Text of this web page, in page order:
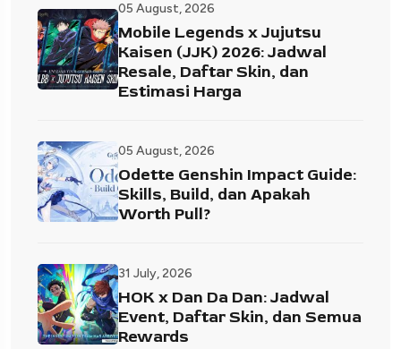
05 August, 2026
Mobile Legends x Jujutsu
Kaisen (JJK) 2026: Jadwal
Resale, Daftar Skin, dan
Estimasi Harga
05 August, 2026
Odette Genshin Impact Guide:
Skills, Build, dan Apakah
Worth Pull?
31 July, 2026
HOK x Dan Da Dan: Jadwal
Event, Daftar Skin, dan Semua
Rewards